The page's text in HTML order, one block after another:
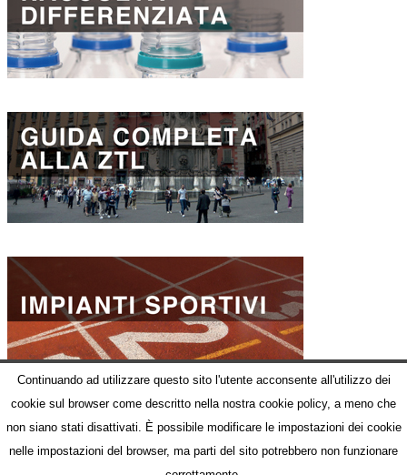
Continuando ad utilizzare questo sito l'utente acconsente all'utilizzo dei
cookie sul browser come descritto nella nostra cookie policy, a meno che
non siano stati disattivati. È possibile modificare le impostazioni dei cookie
nelle impostazioni del browser, ma parti del sito potrebbero non funzionare
© Comune di Napoli
Riferimenti normativi